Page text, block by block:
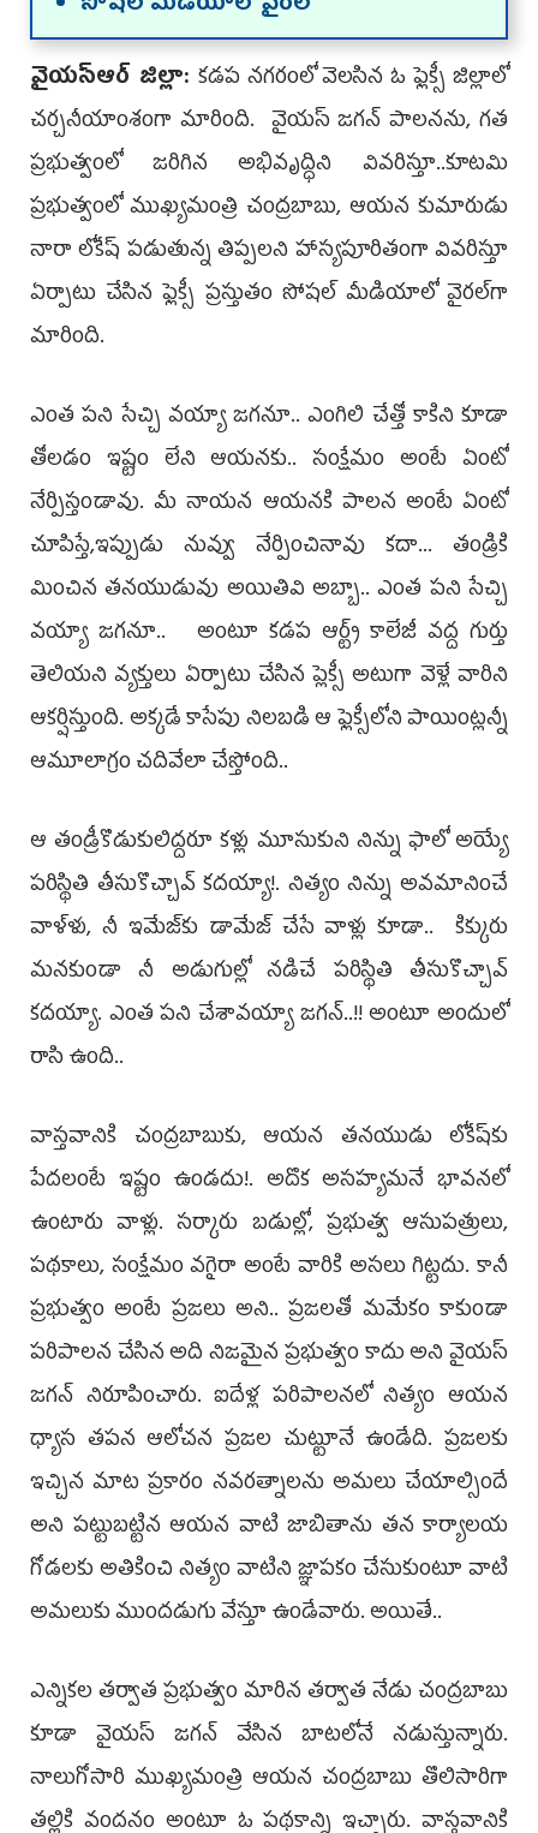
వైయ‌స్ఆర్ జిల్లా: క‌డ‌ప న‌గ‌రంలో వెల‌సిన ఓ ఫ్లెక్సీ జిల్లాలో
చ‌ర్చ‌నీయాంశంగా మారింది. వైయ‌స్ జ‌గ‌న్ పాల‌న‌ను, గ‌త
ప్ర‌భుత్వంలో జ‌రిగిన అభివృద్ధిని వివ‌రిస్తూ..కూట‌మి
ప్ర‌భుత్వంలో ముఖ్య‌మంత్రి చంద్ర‌బాబు, ఆయ‌న కుమారుడు
నారా లోకేష్ ప‌డుతున్న తిప్ప‌ల‌ని హాస్య‌పూరితంగా వివ‌రిస్తూ
ఏర్పాటు చేసిన ఫ్లెక్సీ ప్ర‌స్తుతం సోష‌ల్ మీడియాలో వైర‌ల్‌గా
మారింది.
ఎంత పని సేచ్చి వయ్యా జగనూ.. ఎంగిలి చేత్తో కాకిని కూడా
తోలడం ఇష్టం లేని ఆయనకు.. సంక్షేమం అంటే ఏంటో
నేర్పిస్తండావు. మీ నాయన ఆయనకి పాలన అంటే ఏంటో
చూపిస్తే,ఇప్పుడు నువ్వు నేర్పించినావు కదా... తండ్రికి
మించిన తనయుడువు అయితివి అబ్బా.. ఎంత పని సేచ్చి
వయ్యా జగనూ.. అంటూ కడప ఆర్ట్స్ కాలేజీ వద్ద గుర్తు
తెలియని వ్యక్తులు ఏర్పాటు చేసిన ప్లెక్సీ అటుగా వెళ్లే వారిని
ఆకర్షిస్తుంది. అక్కడే కాసేపు నిలబడి ఆ ఫ్లెక్సీలోని పాయింట్లన్నీ
ఆమూలాగ్రం చదివేలా చేస్తోంది..
ఆ తండ్రీకొడుకులిద్దరూ కళ్లు మూసుకుని నిన్ను ఫాలో అయ్యే
పరిస్థితి తీసుకొచ్చావ్‌ కదయ్యా!. నిత్యం నిన్ను అవమానించే
వాళ్ళు, నీ ఇమేజ్‌కు డామేజ్ చేసే వాళ్లు కూడా.. కిక్కురు
మనకుండా నీ అడుగుల్లో నడిచే పరిస్థితి తీసుకొచ్చావ్‌
కదయ్యా. ఎంత పని చేశావయ్యా జగన్..!! అంటూ అందులో
రాసి ఉంది..
వాస్తవానికి చంద్రబాబుకు, ఆయన తనయుడు లోకేష్‌కు
పేదలంటే ఇష్టం ఉండదు!. అదొక అసహ్యమనే భావనలో
ఉంటారు వాళ్లు. సర్కారు బడుల్లో, ప్రభుత్వ ఆసుపత్రులు,
పథకాలు, సంక్షేమం వగైరా అంటే వారికి అసలు గిట్టదు. కానీ
ప్రభుత్వం అంటే ప్రజలు అని.. ప్రజలతో మమేకం కాకుండా
పరిపాలన చేసిన అది నిజమైన ప్రభుత్వం కాదు అని వైయ‌స్
జగన్ నిరూపించారు. ఐదేళ్ల పరిపాలనలో నిత్యం ఆయన
ధ్యాస తపన ఆలోచన ప్రజల చుట్టూనే ఉండేది. ప్రజలకు
ఇచ్చిన మాట ప్రకారం నవరత్నాలను అమలు చేయాల్సిందే
అని పట్టుబట్టిన ఆయన వాటి జాబితాను తన కార్యాలయ
గోడలకు అతికించి నిత్యం వాటిని జ్ఞాపకం చేసుకుంటూ వాటి
అమలుకు ముందడుగు వేస్తూ ఉండేవారు. అయితే..
ఎన్నికల తర్వాత ప్రభుత్వం మారిన తర్వాత నేడు చంద్రబాబు
కూడా వైయస్ జగన్ వేసిన బాటలోనే నడుస్తున్నారు.
నాలుగోసారి ముఖ్యమంత్రి ఆయన చంద్రబాబు తొలిసారిగా
తల్లికి వందనం అంటూ ఓ పథకాన్ని ఇచ్చారు. వాస్తవానికి